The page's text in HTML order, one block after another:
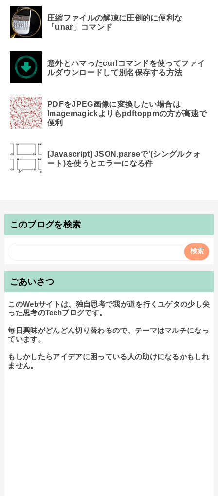
圧縮ファイルの解凍に圧倒的に便利な
「unar」コマンド
意外とハマったcurlコマンドを使ってファイ
ルダウンロードして別名保存する方法
PDFをJPEG画像に変換したい場合は
Imagemagickよりもpdftoppmの方が高速で
便利
[Javascript] JSON.parseで'(シングルクォ
ート)を使うとエラーになる件
このブログを検索
ごあいさつ
このWebサイトは、独自思考で我が道を行くユゲタの少し尖
った思考のTechブログです。
毎日興味がどんどん切り替わるので、テーマはマルチになっ
ています。
もしかしたらアイデアに困っている人の助けになるかもしれ
ません。